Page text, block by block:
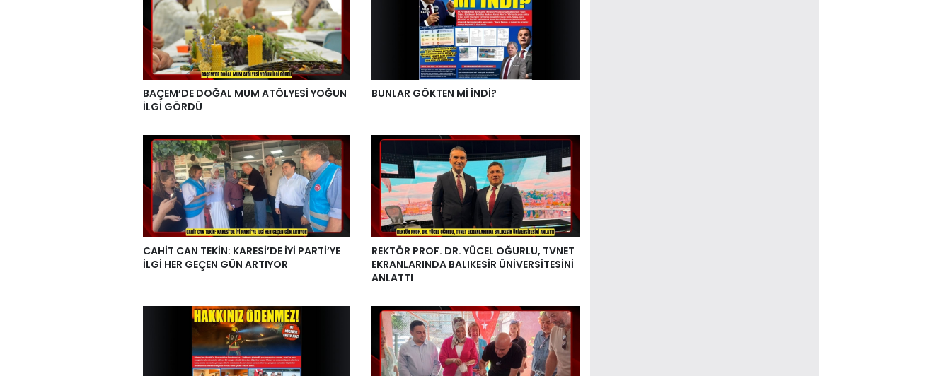
BAÇEM’DE DOĞAL MUM ATÖLYESİ YOĞUN
İLGİ GÖRDÜ
BUNLAR GÖKTEN Mİ İNDİ?
CAHİT CAN TEKİN: KARESİ’DE İYİ PARTİ’YE
İLGİ HER GEÇEN GÜN ARTIYOR
REKTÖR PROF. DR. YÜCEL OĞURLU, TVNET
EKRANLARINDA BALIKESİR ÜNİVERSİTESİNİ
ANLATTI